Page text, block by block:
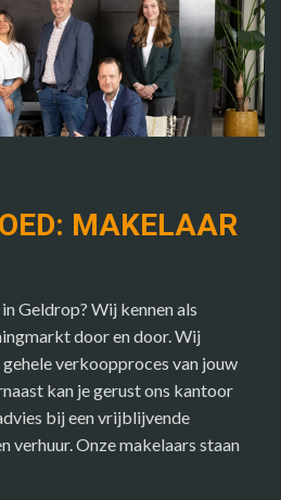
MAKELAAR
Geldrop? Wij kennen als
door en door. Wij
verkoopproces van jouw
kan je gerust ons kantoor
bij een vrijblijvende
verhuur. Onze makelaars staan